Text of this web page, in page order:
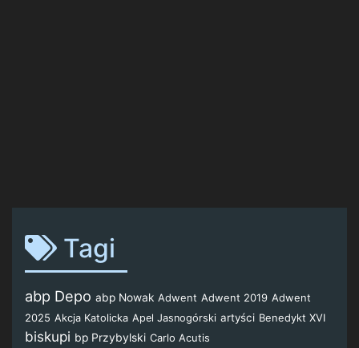
Tagi
abp Depo abp Nowak Adwent Adwent 2019 Adwent
2025 Akcja Katolicka Apel Jasnogórski artyści Benedykt XVI
biskupi bp Przybylski Carlo Acutis